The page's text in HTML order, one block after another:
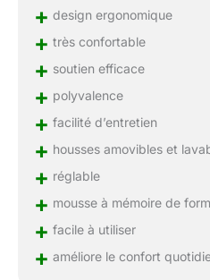
+ design ergonomique
+ très confortable
+ soutien efficace
+ polyvalence
+ facilité d’entretien
+ housses amovibles et
+ réglable
+ mousse à mémoire de
+ facile à utiliser
+ améliore le confort